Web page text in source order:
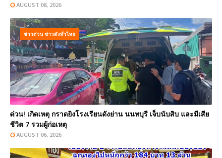
AUGUST 08, 2026
ข่าวด่วน ข่าวดังทั่วไทย
ด่วน! เกิดเหตุ กราดยิงโรงเรียนดังย่าน นนทบุรี เจ็บนับสิบ และมีเสีย
ชีวิต 7 รวมผู้ก่อเหตุ
AUGUST 06, 2026